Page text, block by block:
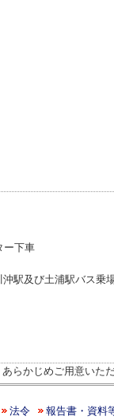
ー下車
駅及び土浦駅バス乗
らかじめご用意いた
法令 報告書・資料